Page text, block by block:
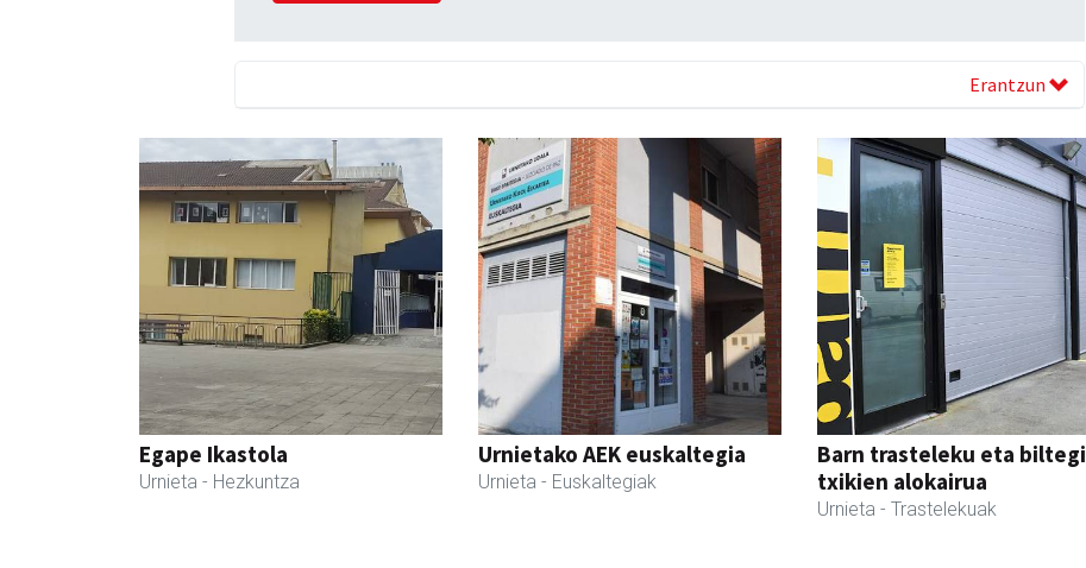
Erantzun
Egape Ikastola
Urnieta - Hezkuntza
Urnietako AEK euskaltegia
Urnieta - Euskaltegiak
Barn trasteleku eta biltegi
txikien alokairua
Urnieta - Trastelekuak